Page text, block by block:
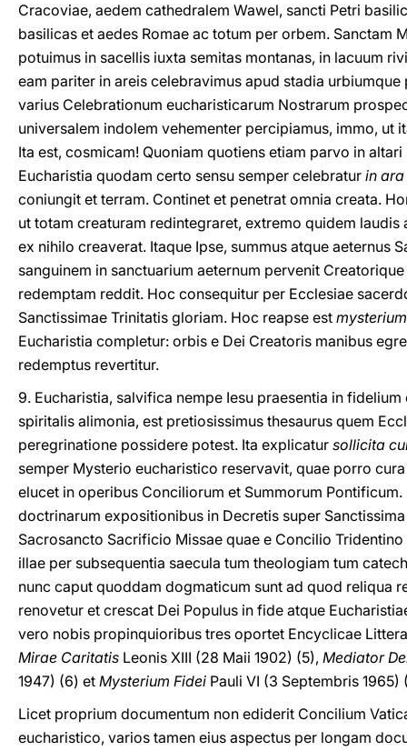
Cracoviae, aedem cathedralem Wawel, sancti Petri
basilicas et aedes Romae ac totum per orbem. Sanctam
potuimus in sacellis iuxta semitas montanas, in lacuum
eam pariter in areis celebravimus apud stadia urbiumque
varius Celebrationum eucharisticarum Nostrarum
universalem indolem vehementer percipiamus, immo, ut
Ita est, cosmicam! Quoniam quotiens etiam parvo in
Eucharistia quodam certo sensu semper celebratur in
coniungit et terram. Continet et penetrat omnia creata.
ut totam creaturam redintegraret, extremo quidem laudis
ex nihilo creaverat. Itaque Ipse, summus atque aeternus
sanguinem in sanctuarium aeternum pervenit
redemptam reddit. Hoc consequitur per Ecclesiae
Sanctissimae Trinitatis gloriam. Hoc reapse est
Eucharistia completur: orbis e Dei Creatoris manibus
redemptus revertitur.
9. Eucharistia, salvifica nempe Iesu praesentia in
spiritalis alimonia, est pretiosissimus thesaurus quem
peregrinatione possidere potest. Ita explicatur sollicita
semper Mysterio eucharistico reservavit, quae porro
elucet in operibus Conciliorum et Summorum Pontificum.
doctrinarum expositionibus in Decretis super
Sacrosancto Sacrificio Missae quae e Concilio
illae per subsequentia saecula tum theologiam tum
nunc caput quoddam dogmaticum sunt ad quod reliqua
renovetur et crescat Dei Populus in fide atque
vero nobis propinquioribus tres oportet Encyclicae
Mirae Caritatis Leonis XIII (28 Maii 1902) (5), Mediator
1947) (6) et Mysterium Fidei Pauli VI (3 Septembris 1965)
Licet proprium documentum non ediderit Concilium
eucharistico, varios tamen eius aspectus per longam